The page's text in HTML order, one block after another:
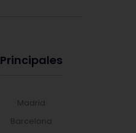
Principales
Madrid
Barcelona